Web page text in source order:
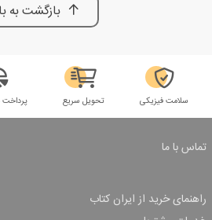
بازگشت به
سلامت فیزیکی تحویل سریع پرداخت در
تماس با ما
راهنمای خرید از ایران کتاب